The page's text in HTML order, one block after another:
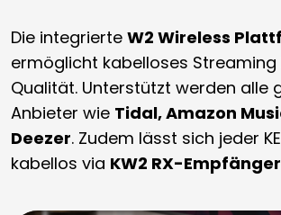
Die integrierte W2 Wireless
ermöglicht kabelloses
Qualität. Unterstützt werden alle
Anbieter wie Tidal, Amazon
Deezer. Zudem lässt sich jeder
kabellos via KW2 RX-Empfänger